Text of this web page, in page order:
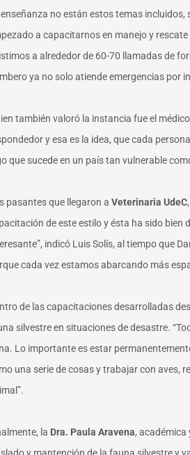
no están estos temas
a capacitarnos en manejo y
a alrededor de 60-70 llamadas de
ya no solo atiende emergencias por
también valoró la instancia fue el
y esa es la idea, que cada
que sucede en un país tan vulnerable
pasantes que llegaron a Veterinaria UdeC
de este estilo y ésta ha sido
indicó Luis Solís, al tiempo que
cada vez estamos abarcando más
de las capacitaciones desarrolladas
silvestre en situaciones de desastre.
Lo importante es estar
una serie de cosas y trabajar con aves,
la Dra. Paula Aravena, académica